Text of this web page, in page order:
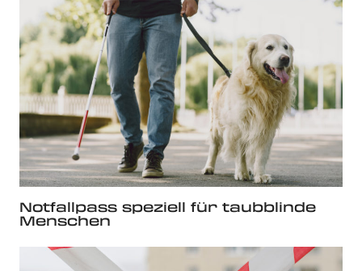
Notfallpass speziell für taubblinde
Menschen